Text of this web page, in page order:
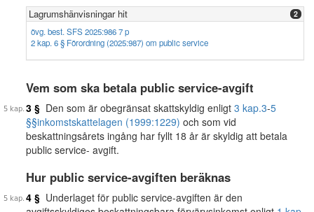
Lagrumshänvisningar hit 2
övg. best. SFS 2025:986 7 p
2 kap. 6 § Förordning (2025:987) om public service
Vem som ska betala public service-avgift
3 § Den som är obegränsat skattskyldig enligt 3 kap.3-5
§§inkomstskattelagen (1999:1229) och som vid
beskattningsårets ingång har fyllt 18 år är skyldig att betala
public service- avgift.
Hur public service-avgiften beräknas
4 § Underlaget för public service-avgiften är den